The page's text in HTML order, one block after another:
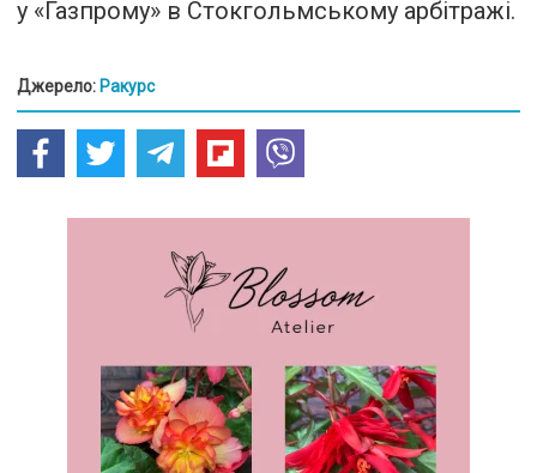
у «Газпрому» в Стокгольмському арбітражі.
Джерело: Ракурс